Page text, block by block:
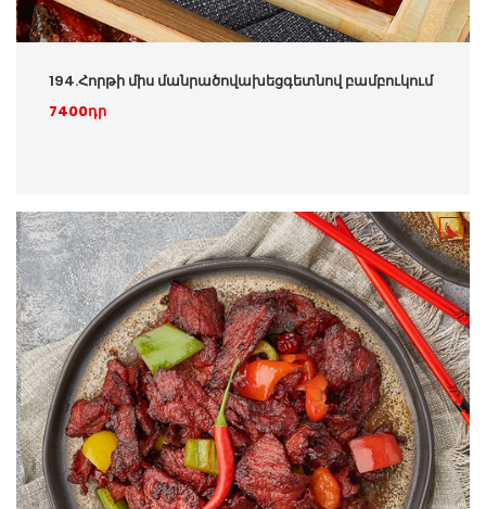
194.Հորթի միս մանրածովախեցգետնով բամբուկում
7400դր